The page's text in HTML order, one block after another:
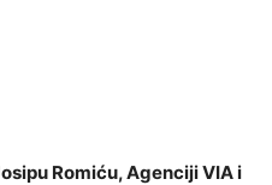
Romiću, Agenciji VIA i